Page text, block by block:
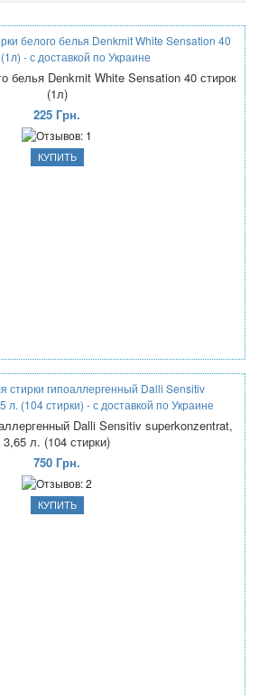
белья Denkmit White Sensation 40 стирок
(1л)
225 Грн.
Dalli Sensitiv superkonzentrat,
3,65 л. (104 стирки)
750 Грн.